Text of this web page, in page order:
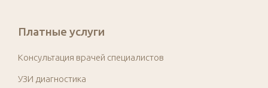
Платные услуги
Консультация врачей специалистов
УЗИ диагностика